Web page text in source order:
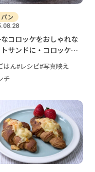
パン
コロッケをおしゃれな
サンドに・コロッケア
3
はん レシピ 写真映え
チ